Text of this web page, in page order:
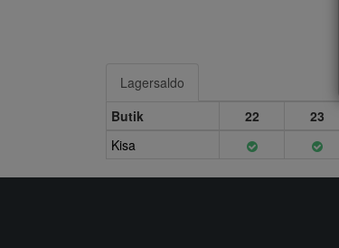
Lagersaldo
Butik
22 23
Kisa